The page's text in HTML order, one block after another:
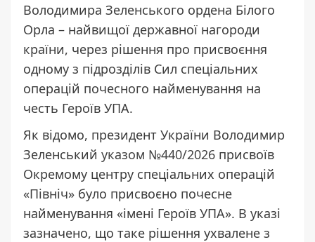
Володимира Зеленського ордена Білого
Орла – найвищої державної нагороди
країни, через рішення про присвоєння
одному з підрозділів Сил спеціальних
операцій почесного найменування на
честь Героїв УПА.
Як відомо, президент України Володимир
Зеленський указом №440/2026 присвоїв
Окремому центру спеціальних операцій
«Північ» було присвоєно почесне
найменування «імені Героїв УПА». В указі
зазначено, що таке рішення ухвалене з